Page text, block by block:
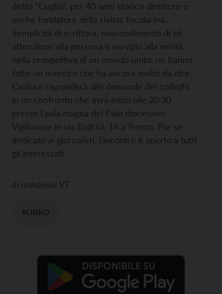
detto “Guglia”, per 40 anni storico direttore e
anche fondatore della rivista focolarina.
Semplicità di scrittura, nascondimento di sé,
attenzione alla persona e servizio alla verità,
nella prospettiva di un mondo unito, ne hanno
fatto un maestro che ha ancora molto da dire.
L’autore risponderà alle domande dei colleghi
in un confronto che avrà inizio alle 20.30
presso l’aula magna del Polo diocesano
Vigilianum in via Endrici, 14 a Trento. Pur se
dedicato ai giornalisti, l’incontro è aperto a tutti
gli interessati.
di redazione VT
#LIBRO